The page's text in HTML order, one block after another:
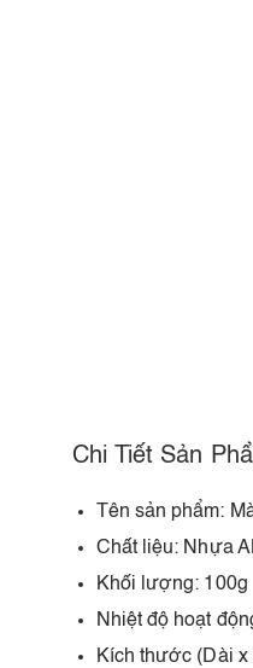
Chi Tiết Sản
Tên sản phẩm:
Chất liệu: Nhựa
Khối lượng: 100g
Nhiệt độ hoạt
Kích thước (Dài x